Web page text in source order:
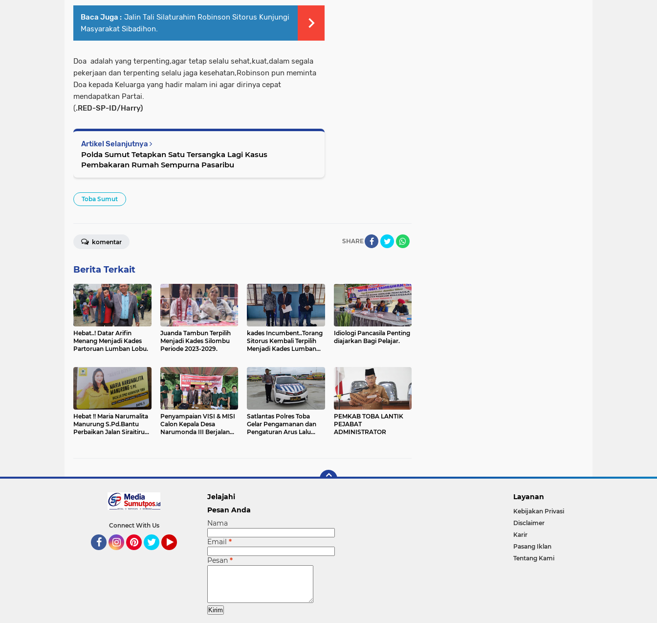
Baca Juga : Jalin Tali Silaturahim Robinson Sitorus Kunjungi
Masyarakat Sibadihon.
Doa adalah yang terpenting,agar tetap selalu sehat,kuat,dalam segala
pekerjaan dan terpenting selalu jaga kesehatan,Robinson pun meminta
Doa kepada Keluarga yang hadir malam ini agar dirinya cepat
mendapatkan Partai.
(.RED-SP-ID/Harry)
Artikel Selanjutnya
Polda Sumut Tetapkan Satu Tersangka Lagi Kasus
Pembakaran Rumah Sempurna Pasaribu
Toba Sumut
SHARE
komentar
Berita Terkait
Hebat..! Datar Arifin
Menang Menjadi Kades
Partoruan Lumban Lobu.
Juanda Tambun Terpilih
Menjadi Kades Silombu
Periode 2023-2029.
kades Incumbent..Torang
Sitorus Kembali Terpilih
Menjadi Kades Lumban
Idiologi Pancasila Penting
diajarkan Bagi Pelajar.
Hebat !! Maria Narumalita
Manurung S.Pd.Bantu
Perbaikan Jalan Siraitiruk
Penyampaian VISI & MISI
Calon Kepala Desa
Narumonda III Berjalan
Satlantas Polres Toba
Gelar Pengamanan dan
Pengaturan Arus Lalu
PEMKAB TOBA LANTIK
PEJABAT
ADMINISTRATOR
Connect With Us
Jelajahi
Pesan Anda
Nama
Email *
Pesan *
Layanan
Kebijakan Privasi
Disclaimer
Karir
Pasang Iklan
Tentang Kami